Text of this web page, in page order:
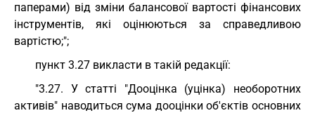
паперами) від зміни балансової вартості фінансових
інструментів, які оцінюються за справедливою
вартістю;";
пункт 3.27 викласти в такій редакції:
"3.27. У статті "Дооцінка (уцінка) необоротних
активів" наводиться сума дооцінки об'єктів основних